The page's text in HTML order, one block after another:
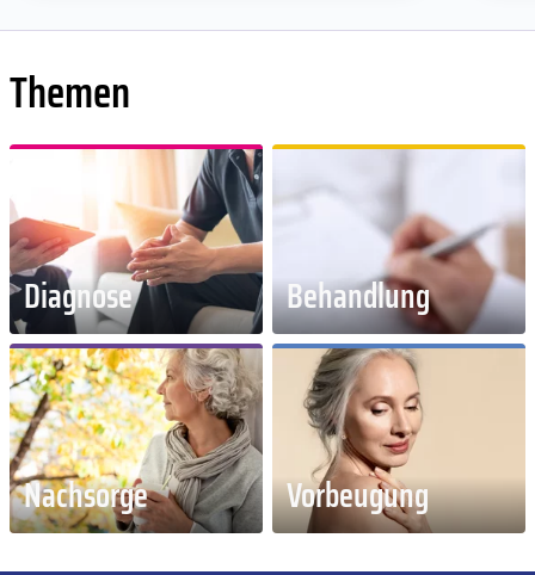
Themen
Diagnose Behandlung
Nachsorge Vorbeugung